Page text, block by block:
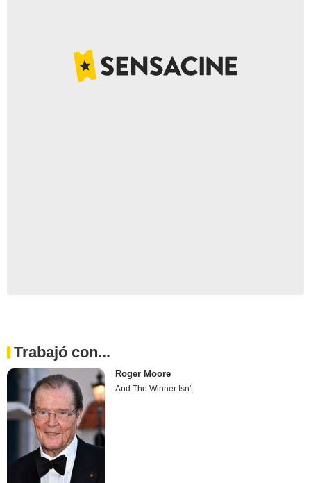
Trabajó con...
Roger Moore
And The Winner Isn't